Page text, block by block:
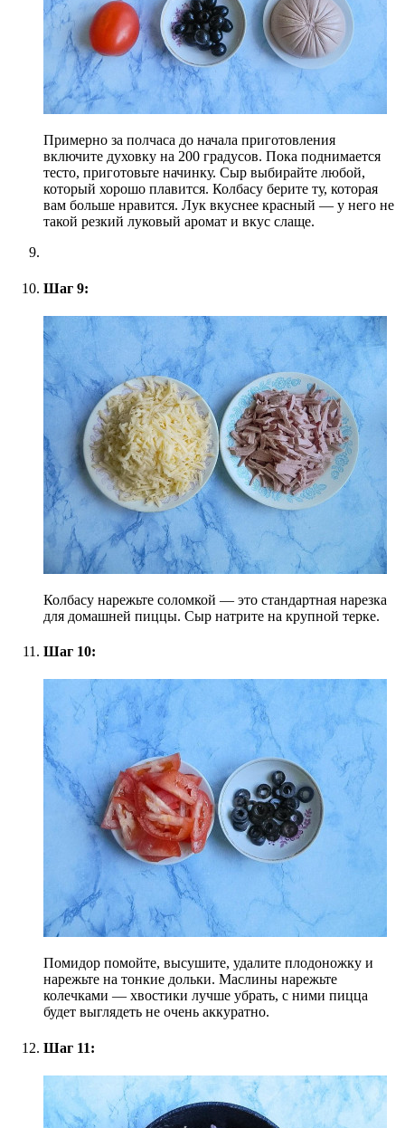
Примерно за полчаса до начала приготовления
включите духовку на 200 градусов. Пока поднимается
тесто, приготовьте начинку. Сыр выбирайте любой,
который хорошо плавится. Колбасу берите ту, которая
вам больше нравится. Лук вкуснее красный — у него не
такой резкий луковый аромат и вкус слаще.
Шаг 9:
Колбасу нарежьте соломкой — это стандартная нарезка
для домашней пиццы. Сыр натрите на крупной терке.
Шаг 10:
Помидор помойте, высушите, удалите плодоножку и
нарежьте на тонкие дольки. Маслины нарежьте
колечками — хвостики лучше убрать, с ними пицца
будет выглядеть не очень аккуратно.
Шаг 11: